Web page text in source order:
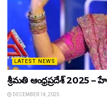
LATEST NEWS
శ్రీమతి ఆంధ్రప్రదేశ్ 2025
DECEMBER 14, 2025